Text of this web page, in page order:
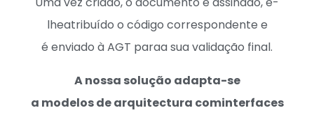
lheatribuído o código correspondente e
é enviado à AGT paraasuavalidação final.
A nossa solução adapta-se
a modelos de arquitectura cominterfaces